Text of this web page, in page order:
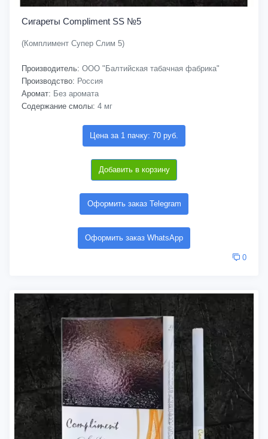
Сигареты Compliment SS №5
(Комплимент Супер Слим 5)
Производитель: ООО "Балтийская табачная фабрика"
Производство: Россия
Аромат: Без аромата
Содержание смолы: 4 мг
Цена за 1 пачку: 70 руб.
Добавить в корзину
Оформить заказ Telegram
Оформить заказ WhatsApp
0